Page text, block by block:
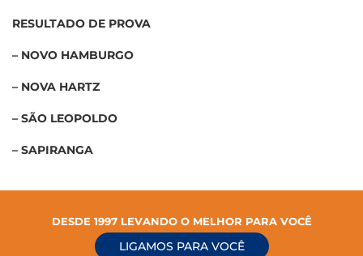
RESULTADO DE PROVA
– NOVO HAMBURGO
– NOVA HARTZ
– SÃO LEOPOLDO
– SAPIRANGA
DESDE 1997 LEVANDO O MELHOR PARA VOCÊ
LIGAMOS PARA VOCÊ